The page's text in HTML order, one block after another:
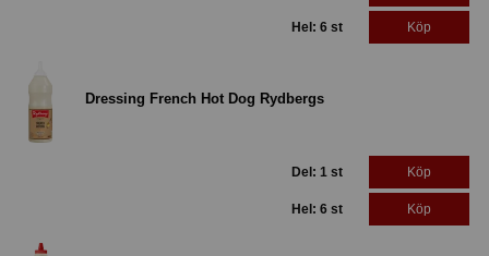
Hel: 6 st Köp
Dressing French Hot Dog Rydbergs
Del: 1 st Köp
Hel: 6 st Köp